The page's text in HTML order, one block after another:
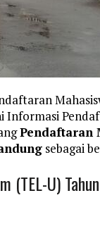
Informasi
Pendaftaran
sebagai
(TEL-U)